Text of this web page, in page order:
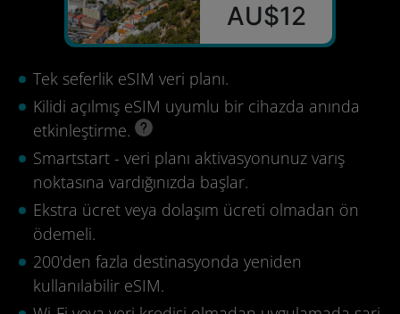
AU$12
Tek seferlik eSIM veri planı.
Kilidi açılmış eSIM uyumlu bir cihazda anında
etkinleştirme.
Smartstart - veri planı aktivasyonunuz varış
noktasına vardığınızda başlar.
Ekstra ücret veya dolaşım ücreti olmadan ön
ödemeli.
200'den fazla destinasyonda yeniden
kullanılabilir eSIM.